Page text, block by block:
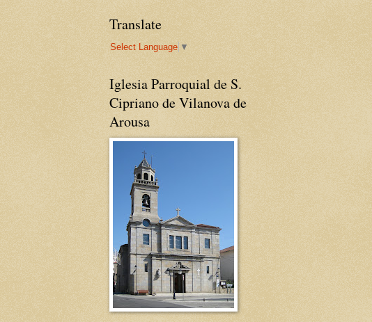
Translate
Select Language ▼
Iglesia Parroquial de S.
Cipriano de Vilanova de
Arousa